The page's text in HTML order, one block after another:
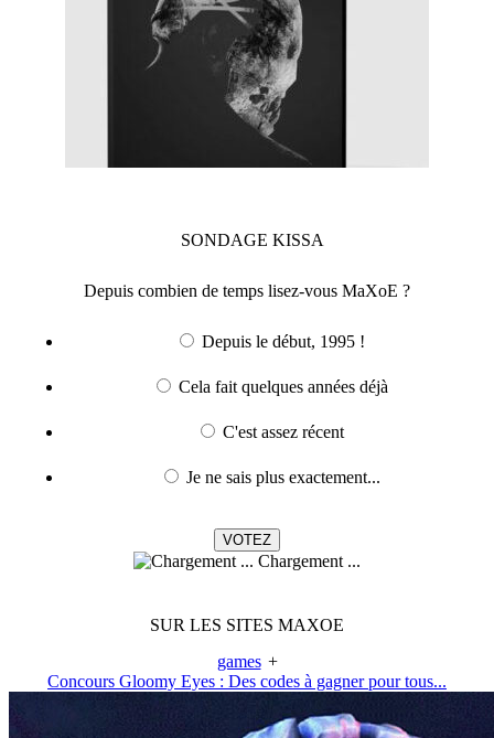
SONDAGE KISSA
Depuis combien de temps lisez-vous MaXoE ?
Depuis le début, 1995 !
Cela fait quelques années déjà
C'est assez récent
Je ne sais plus exactement...
Chargement ...
SUR LES SITES MAXOE
games +
Concours Gloomy Eyes : Des codes à gagner pour tous...